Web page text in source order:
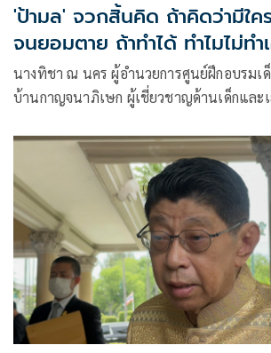
'ป้ามล' จวกสิ้นคิด ถ้าคิดว่ามีใค
จนยอมตาย ถ้าทำได้ ทำไมไม่ทำ
นางทิชา ณ นคร ผู้อำนวยการศูนย์ฝึกอบรมเ
บ้านกาญจนาภิเษก ผู้เชี่ยวชาญด้านเด็กและ